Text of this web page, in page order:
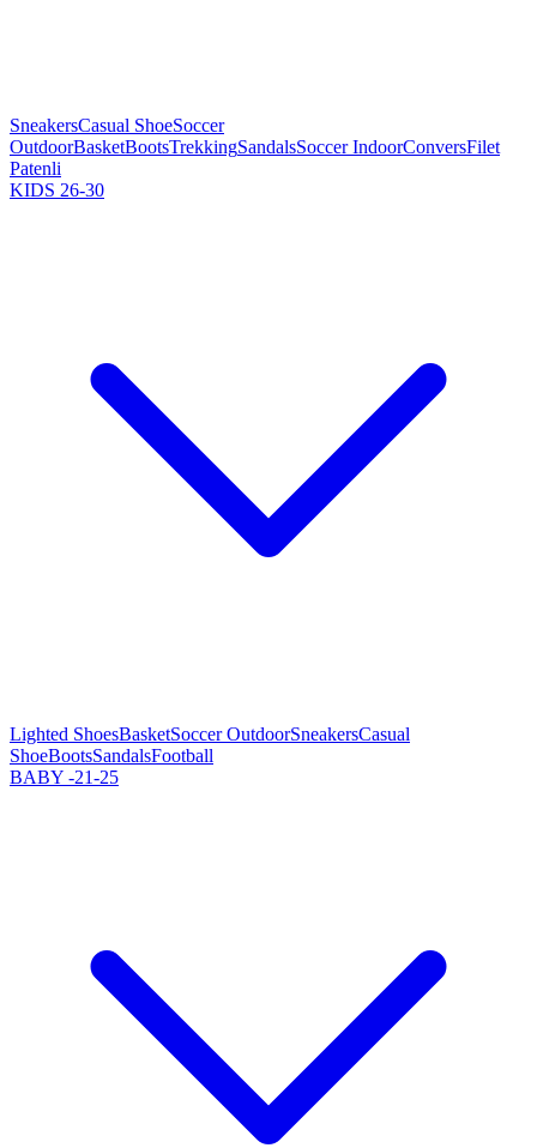
SneakersCasual ShoeSoccer
OutdoorBasketBootsTrekkingSandalsSoccer IndoorConversFilet
Patenli
KIDS 26-30
Lighted ShoesBasketSoccer OutdoorSneakersCasual
ShoeBootsSandalsFootball
BABY -21-25